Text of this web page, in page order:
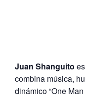
Juan Shanguito
combina música,
dinámico “One